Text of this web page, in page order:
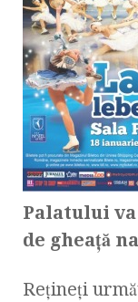
Palatului
de gheaţă
Reţineţi